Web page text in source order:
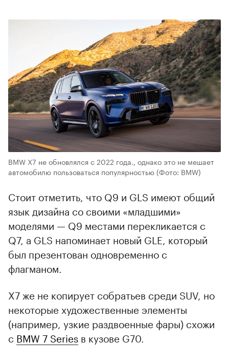
BMW X7 не обновлялся с 2022 года., однако это не мешает
автомобилю пользоваться популярностью(Фото: BMW)
Стоит отметить, что Q9 и GLS имеют общий
язык дизайна со своими «младшими»
моделями — Q9 местами перекликается с
Q7, а GLS напоминает новый GLE, который
был презентован одновременно с
флагманом.
X7 же не копирует собратьев среди SUV, но
некоторые художественные элементы
(например, узкие раздвоенные фары) схожи
с BMW 7 Series в кузове G70.